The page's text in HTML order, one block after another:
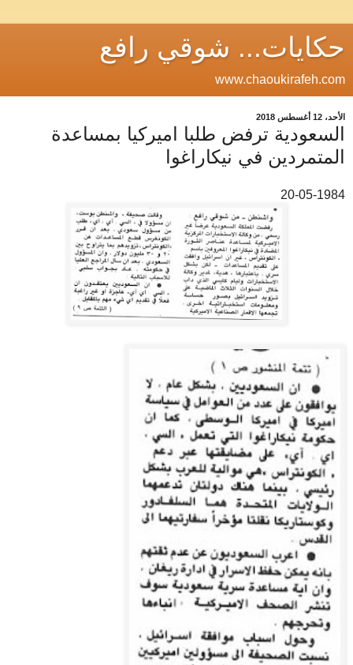
حكايات... شوقي رافع
www.chaoukirafeh.com
الأحد، 12 أغسطس 2018
السعودية ترفض طلبا اميركيا بمساعدة
المتمردين في نيكاراغوا
20-05-1984